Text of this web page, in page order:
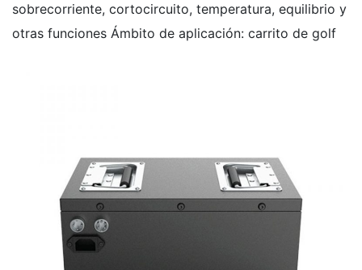
sobrecorriente, cortocircuito, temperatura, equilibrio y
otras funciones Ámbito de aplicación: carrito de golf